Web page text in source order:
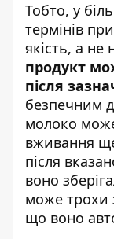
Тобто, у
термінів
якість, а
продукт
після
безпечним
молоко
вживання
після
воно
може трохи
що воно